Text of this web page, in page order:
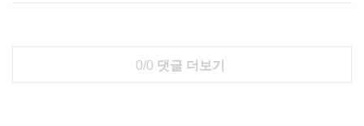
0/0 댓글 더보기